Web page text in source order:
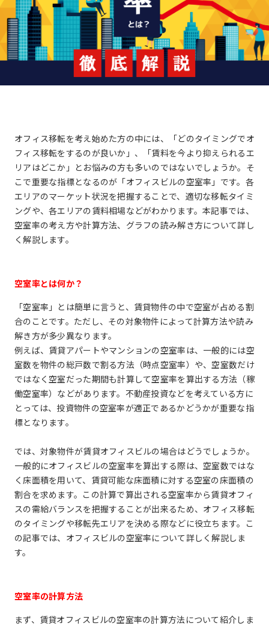
オフィス移転を考え始めた方の中には、「どのタイミングでオ
フィス移転をするのが良いか」、「賃料を今より抑えられるエ
リアはどこか」とお悩みの方も多いのではないでしょうか。そ
こで重要な指標となるのが「オフィスビルの空室率」です。各
エリアのマーケット状況を把握することで、適切な移転タイミ
ングや、各エリアの賃料相場などがわかります。本記事では、
空室率の考え方や計算方法、グラフの読み解き方について詳し
く解説します。
空室率とは何か？
「空室率」とは簡単に言うと、賃貸物件の中で空室が占める割
合のことです。ただし、その対象物件によって計算方法や読み
解き方が多少異なります。
例えば、賃貸アパートやマンションの空室率は、一般的には空
室数を物件の総戸数で割る方法（時点空室率）や、空室数だけ
ではなく空室だった期間も計算して空室率を算出する方法（稼
働空室率）などがあります。不動産投資などを考えている方に
とっては、投資物件の空室率が適正であるかどうかが重要な指
標となります。
では、対象物件が賃貸オフィスビルの場合はどうでしょうか。
一般的にオフィスビルの空室率を算出する際は、空室数ではな
く床面積を用いて、賃貸可能な床面積に対する空室の床面積の
割合を求めます。この計算で算出される空室率から賃貸オフィ
スの需給バランスを把握することが出来るため、オフィス移転
のタイミングや移転先エリアを決める際などに役立ちます。こ
の記事では、オフィスビルの空室率について詳しく解説しま
す。
空室率の計算方法
まず、賃貸オフィスビルの空室率の計算方法について紹介しま
削
除
さ
れ
ま
す。